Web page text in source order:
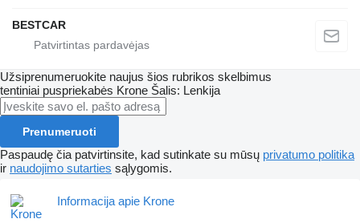
BESTCAR
Užsiprenumeruokite naujus šios rubrikos skelbimus
tentiniai puspriekabės Krone Šalis: Lenkija
Prenumeruoti
Paspaudę čia patvirtinsite, kad sutinkate su mūsų privatumo politika
ir naudojimo sutarties sąlygomis.
Informacija apie Krone